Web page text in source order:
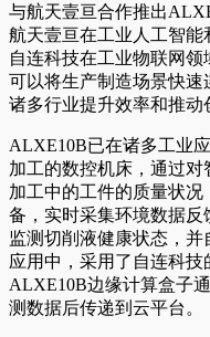
与航天壹亘合作推出
航天壹亘在工业人工智能
自连科技在工业物联网
可以将生产制造场景快
诸多行业提升效率和推动
ALXE10B已在诸多工业
加工的数控机床，通过
加工中的工件的质量状
备，实时采集环境数据反
监测切削液健康状态，
应用中，采用了自连科
ALXE10B边缘计算盒子
测数据后传递到云平台。